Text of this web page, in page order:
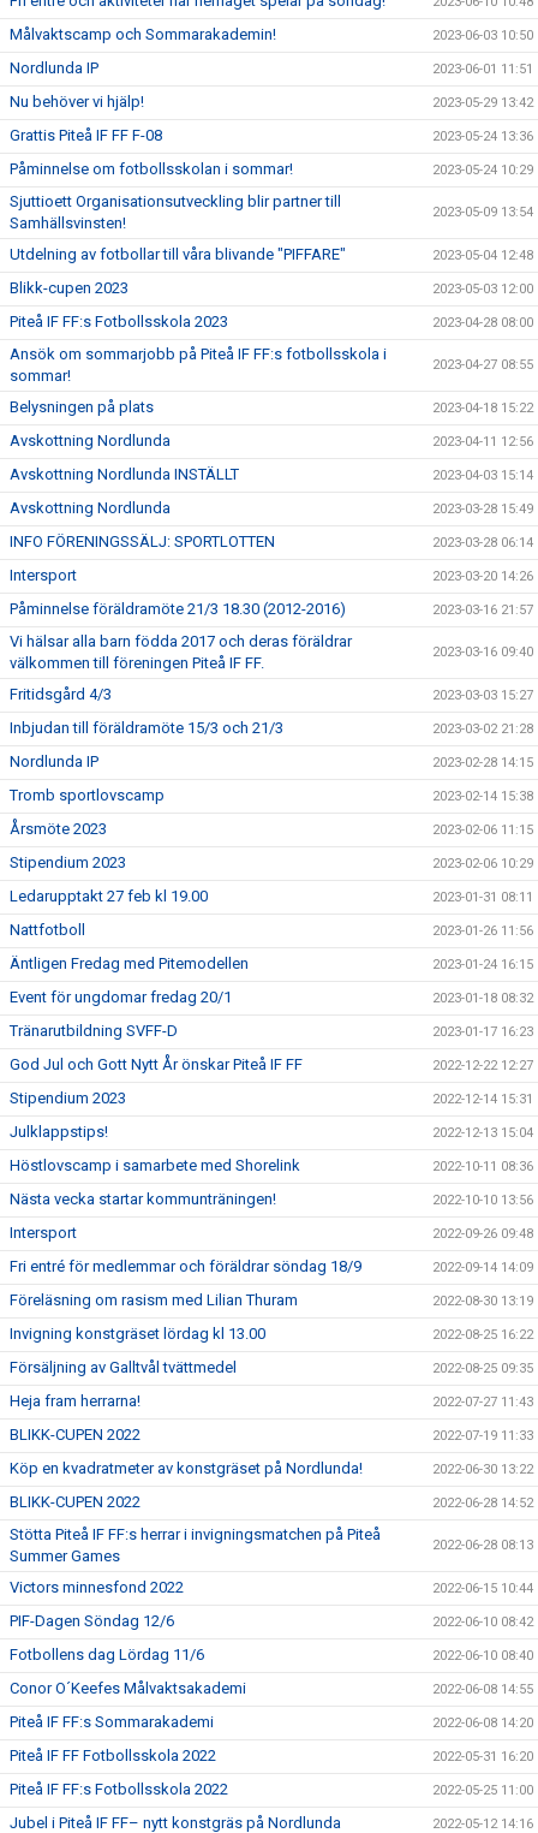
Målvaktscamp och Sommarakademin! 2023-06-03 10:50
Nordlunda IP 2023-06-01 11:51
Nu behöver vi hjälp! 2023-05-29 13:42
Grattis Piteå IF FF F-08 2023-05-24 13:36
Påminnelse om fotbollsskolan i sommar! 2023-05-24 10:29
Sjuttioett Organisationsutveckling blir partner till
Samhällsvinsten!
2023-05-09 13:54
Utdelning av fotbollar till våra blivande "PIFFARE" 2023-05-04 12:48
Blikk-cupen 2023 2023-05-03 12:00
Piteå IF FF:s Fotbollsskola 2023 2023-04-28 08:00
Ansök om sommarjobb på Piteå IF FF:s fotbollsskola i
sommar!
2023-04-27 08:55
Belysningen på plats 2023-04-18 15:22
Avskottning Nordlunda 2023-04-11 12:56
Avskottning Nordlunda INSTÄLLT 2023-04-03 15:14
Avskottning Nordlunda 2023-03-28 15:49
INFO FÖRENINGSSÄLJ: SPORTLOTTEN 2023-03-28 06:14
Intersport 2023-03-20 14:26
Påminnelse föräldramöte 21/3 18.30 (2012-2016) 2023-03-16 21:57
Vi hälsar alla barn födda 2017 och deras föräldrar
välkommen till föreningen Piteå IF FF.
2023-03-16 09:40
Fritidsgård 4/3 2023-03-03 15:27
Inbjudan till föräldramöte 15/3 och 21/3 2023-03-02 21:28
Nordlunda IP 2023-02-28 14:15
Tromb sportlovscamp 2023-02-14 15:38
Årsmöte 2023 2023-02-06 11:15
Stipendium 2023 2023-02-06 10:29
Ledarupptakt 27 feb kl 19.00 2023-01-31 08:11
Nattfotboll 2023-01-26 11:56
Äntligen Fredag med Pitemodellen 2023-01-24 16:15
Event för ungdomar fredag 20/1 2023-01-18 08:32
Tränarutbildning SVFF-D 2023-01-17 16:23
God Jul och Gott Nytt År önskar Piteå IF FF 2022-12-22 12:27
Stipendium 2023 2022-12-14 15:31
Julklappstips! 2022-12-13 15:04
Höstlovscamp i samarbete med Shorelink 2022-10-11 08:36
Nästa vecka startar kommunträningen! 2022-10-10 13:56
Intersport 2022-09-26 09:48
Fri entré för medlemmar och föräldrar söndag 18/9 2022-09-14 14:09
Föreläsning om rasism med Lilian Thuram 2022-08-30 13:19
Invigning konstgräset lördag kl 13.00 2022-08-25 16:22
Försäljning av Galltvål tvättmedel 2022-08-25 09:35
Heja fram herrarna! 2022-07-27 11:43
BLIKK-CUPEN 2022 2022-07-19 11:33
Köp en kvadratmeter av konstgräset på Nordlunda! 2022-06-30 13:22
BLIKK-CUPEN 2022 2022-06-28 14:52
Stötta Piteå IF FF:s herrar i invigningsmatchen på Piteå
Summer Games
2022-06-28 08:13
Victors minnesfond 2022 2022-06-15 10:44
PIF-Dagen Söndag 12/6 2022-06-10 08:42
Fotbollens dag Lördag 11/6 2022-06-10 08:40
Conor O´Keefes Målvaktsakademi 2022-06-08 14:55
Piteå IF FF:s Sommarakademi 2022-06-08 14:20
Piteå IF FF Fotbollsskola 2022 2022-05-31 16:20
Piteå IF FF:s Fotbollsskola 2022 2022-05-25 11:00
Jubel i Piteå IF FF– nytt konstgräs på Nordlunda 2022-05-12 14:16